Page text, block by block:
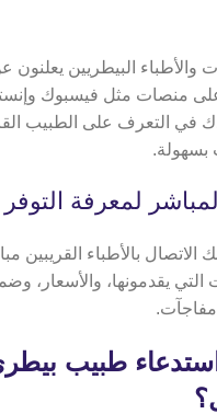
والأطباء البيطريين
على منصات مثل فيسبوك
في التعرف على الطبيب
بسهولة.
الاتصال بالأطباء القريبين
التي يقدمونها، والأسعار،
مفاجآت.
طبيب